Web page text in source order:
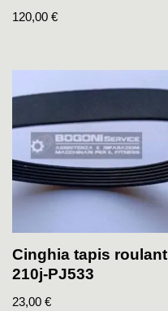
120,00 €
Cinghia tapis roulant
210j-PJ533
23,00 €